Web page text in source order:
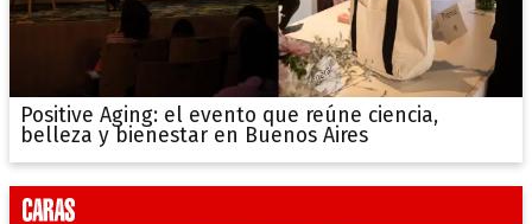
Positive Aging: el evento que reúne ciencia,
belleza y bienestar en Buenos Aires